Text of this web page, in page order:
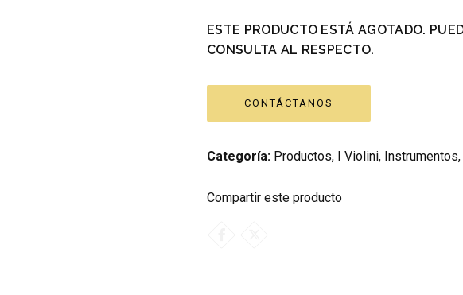
ESTE PRODUCTO ESTÁ AGOTADO.
CONSULTA AL RESPECTO.
CONTÁCTANOS
Categoría: Productos, I Violini, Instrumentos,
Compartir este producto